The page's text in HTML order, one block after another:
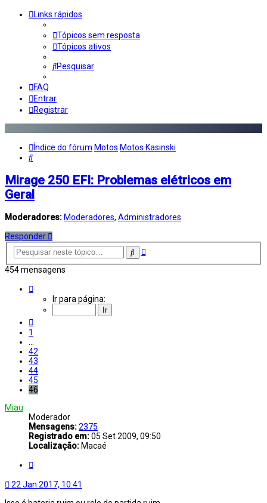
Links rápidos
Tópicos sem resposta
Tópicos ativos
Pesquisar
FAQ
Entrar
Registrar
Índice do fórum Motos Motos Kasinski
Pesquisar
Mirage 250 EFI: Problemas elétricos em
Geral
Moderadores: Moderadores, Administradores
Responder
Pesquisar
Pesquisa
454 mensagens
Ir para página:
1
…
42
43
44
45
46
Miau
Moderador
Mensagens:2375
Registrado em:05 Set 2009, 09:50
Localização: Macaé
22 Jan 2017, 10:41